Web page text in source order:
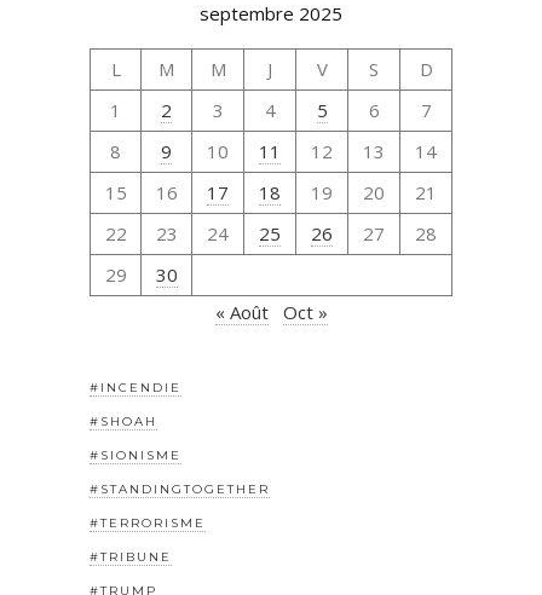
septembre 2025
L M M J V S
D
1
2 3 4 5 6
7
8
9 10 11 12 13
14
15
16 17 18 19 20
21
22
23 24 25 26 27
28
29
30
« Août
Oct »
#INCENDIE
#SHOAH
#SIONISME
#STANDINGTOGETHER
#TERRORISME
#TRIBUNE
#TRUMP